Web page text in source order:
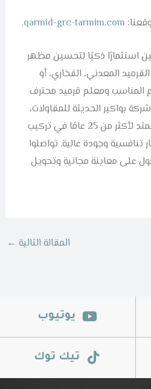
qarmid-grc-tarmim.com
.
استثمارًا ذكيًا لتحسين مظهر
المعدني، الفخاري، أو
المناسب ومعلم قرميد محترف
بواكير الحديثة للمقاولات،
يمكنك الاعتماد على خبرة تمتد لأكثر من 25 عامًا في تركيب
وجودة عالية. تواصلوا
0504599770 الحصول على معاينة مجانية وتحويل
المقالة التالية ←
يوتيوب
تيك توك